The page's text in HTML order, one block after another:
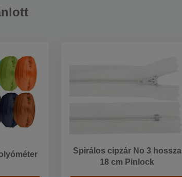
Spirálos cipzár No 3 hossza
18 cm Pinlock